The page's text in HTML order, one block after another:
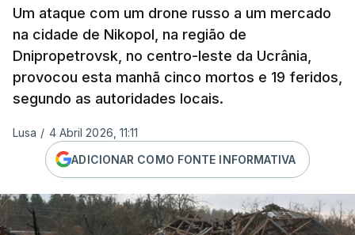
Um ataque com um drone russo a um mercado
na cidade de Nikopol, na região de
Dnipropetrovsk, no centro-leste da Ucrânia,
provocou esta manhã cinco mortos e 19 feridos,
segundo as autoridades locais.
Lusa / 4 Abril 2026, 11:11
ADICIONAR COMO FONTE INFORMATIVA